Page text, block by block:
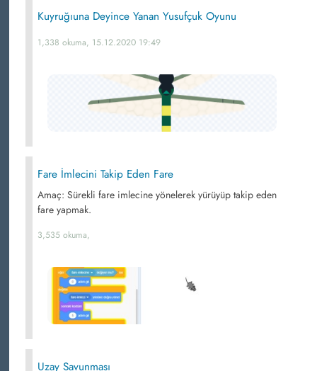
Kuyruğıuna Deyince Yanan Yusufçuk Oyunu
1,338 okuma, 15.12.2020 19:49
Fare İmlecini Takip Eden Fare
Amaç: Sürekli fare imlecine yönelerek yürüyüp takip eden
fare yapmak.
3,535 okuma,
Uzay Savunması